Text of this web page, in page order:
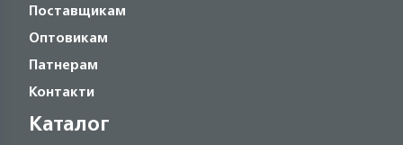
Поставщикам
Оптовикам
Патнерам
Контакти
Каталог